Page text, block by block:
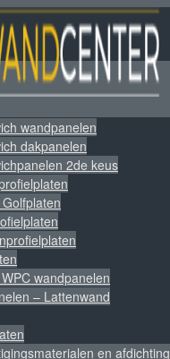
wandpanelen
dakpanelen
2de keus
wandpanelen
– Lattenwand
en afdichting